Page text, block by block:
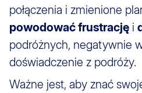
połączenia i zmienione
powodować frustrację i
podróżnych, negatywnie
doświadczenie z podróży.
Ważne jest, aby znać